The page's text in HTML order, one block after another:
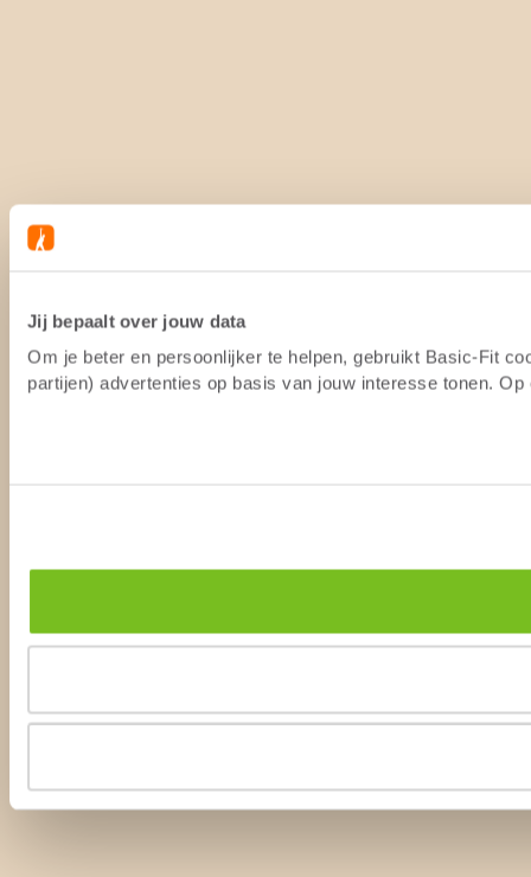
Jij bepaalt over jouw data
Om je beter en persoonlijker te helpen, gebruikt Basic-Fit
partijen) advertenties op basis van jouw interesse tonen.